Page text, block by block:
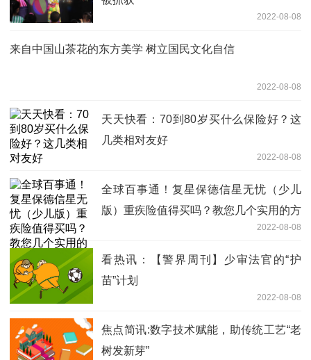
2022-08-08
来自中国山茶花的东方美学 树立国民文化自信
2022-08-08
天天快看：70到80岁买什么保险好？这
几类相对友好
2022-08-08
全球百事通！复星保德信星无忧（少儿
版）重疾险值得买吗？教您几个实用的方
2022-08-08
看热讯：【警界周刊】少审法官的“护
苗”计划
2022-08-08
焦点简讯:数字技术赋能，助传统工艺“老
树发新芽”